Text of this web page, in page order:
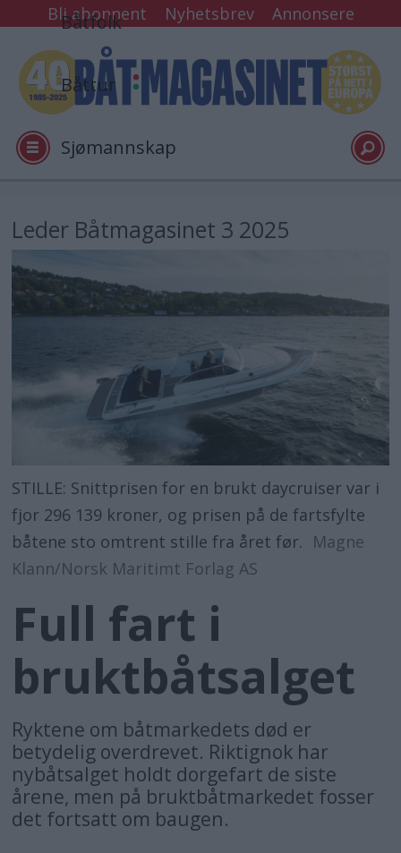
Bli abonnent Nyhetsbrev Annonsere
Båtfolk
Båttur
Sjømannskap
Arkiv
Logg inn
Leder Båtmagasinet 3 2025
STILLE: Snittprisen for en brukt daycruiser var i
fjor 296 139 kroner, og prisen på de fartsfylte
båtene sto omtrent stille fra året før.
Magne
Klann/Norsk Maritimt Forlag AS
Full fart i
bruktbåtsalget
Ryktene om båtmarkedets død er
betydelig overdrevet. Riktignok har
nybåtsalget holdt dorgefart de siste
årene, men på bruktbåtmarkedet fosser
det fortsatt om baugen.